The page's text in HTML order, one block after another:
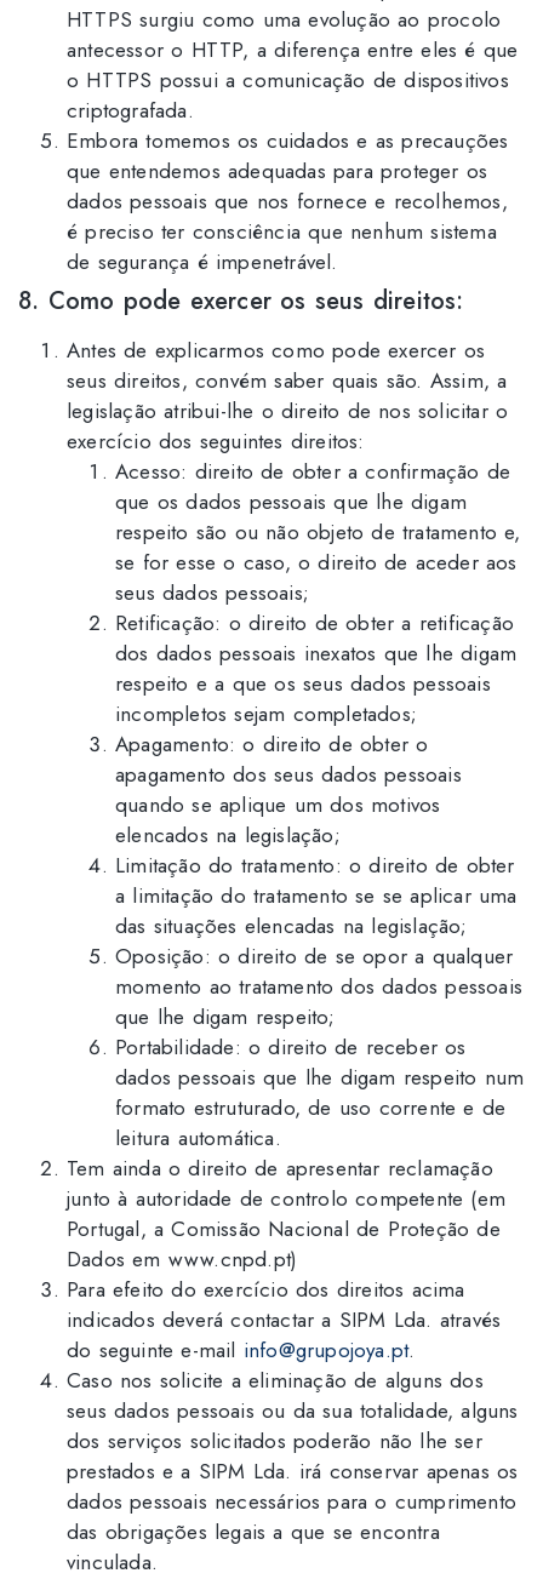
HTTPS surgiu como uma evolução ao procolo
antecessor o HTTP, a diferença entre eles é que
o HTTPS possui a comunicação de dispositivos
criptografada.
Embora tomemos os cuidados e as precauções
que entendemos adequadas para proteger os
dados pessoais que nos fornece e recolhemos,
é preciso ter consciência que nenhum sistema
de segurança é impenetrável.
8. Como pode exercer os seus direitos:
Antes de explicarmos como pode exercer os
seus direitos, convém saber quais são. Assim, a
legislação atribui-lhe o direito de nos solicitar o
exercício dos seguintes direitos:
Acesso: direito de obter a confirmação de
que os dados pessoais que lhe digam
respeito são ou não objeto de tratamento e,
se for esse o caso, o direito de aceder aos
seus dados pessoais;
Retificação: o direito de obter a retificação
dos dados pessoais inexatos que lhe digam
respeito e a que os seus dados pessoais
incompletos sejam completados;
Apagamento: o direito de obter o
apagamento dos seus dados pessoais
quando se aplique um dos motivos
elencados na legislação;
Limitação do tratamento: o direito de obter
a limitação do tratamento se se aplicar uma
das situações elencadas na legislação;
Oposição: o direito de se opor a qualquer
momento ao tratamento dos dados pessoais
que lhe digam respeito;
Portabilidade: o direito de receber os
dados pessoais que lhe digam respeito num
formato estruturado, de uso corrente e de
leitura automática.
Tem ainda o direito de apresentar reclamação
junto à autoridade de controlo competente (em
Portugal, a Comissão Nacional de Proteção de
Dados em www.cnpd.pt)
Para efeito do exercício dos direitos acima
indicados deverá contactar a SIPM Lda. através
do seguinte e-mail info@grupojoya.pt.
Caso nos solicite a eliminação de alguns dos
seus dados pessoais ou da sua totalidade, alguns
dos serviços solicitados poderão não lhe ser
prestados e a SIPM Lda. irá conservar apenas os
dados pessoais necessários para o cumprimento
das obrigações legais a que se encontra
vinculada.